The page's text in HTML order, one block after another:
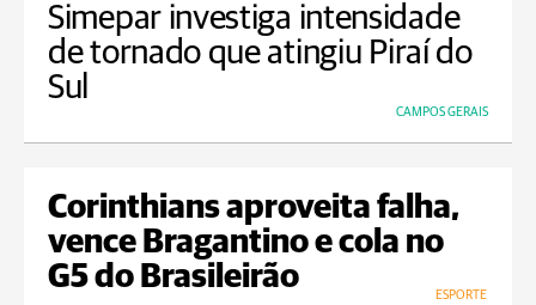
Simepar investiga intensidade
de tornado que atingiu Piraí do
Sul
CAMPOS GERAIS
Corinthians aproveita falha,
vence Bragantino e cola no
G5 do Brasileirão
ESPORTE